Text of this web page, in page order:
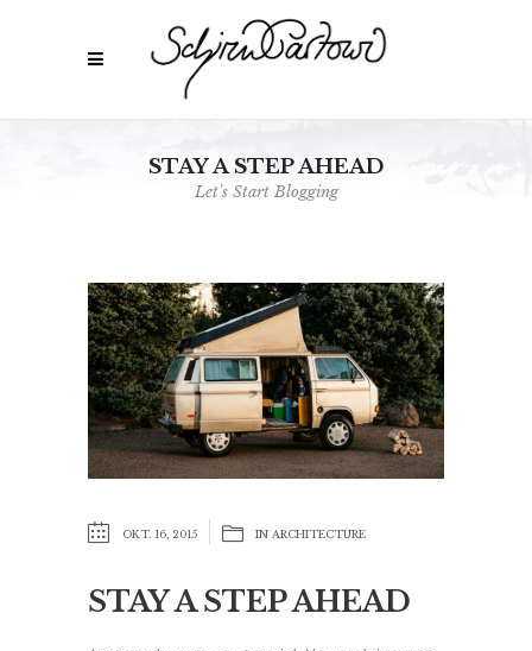
STAY A STEP AHEAD
Let's Start Blogging
OKT. 16, 2015 IN ARCHITECTURE
STAY A STEP AHEAD